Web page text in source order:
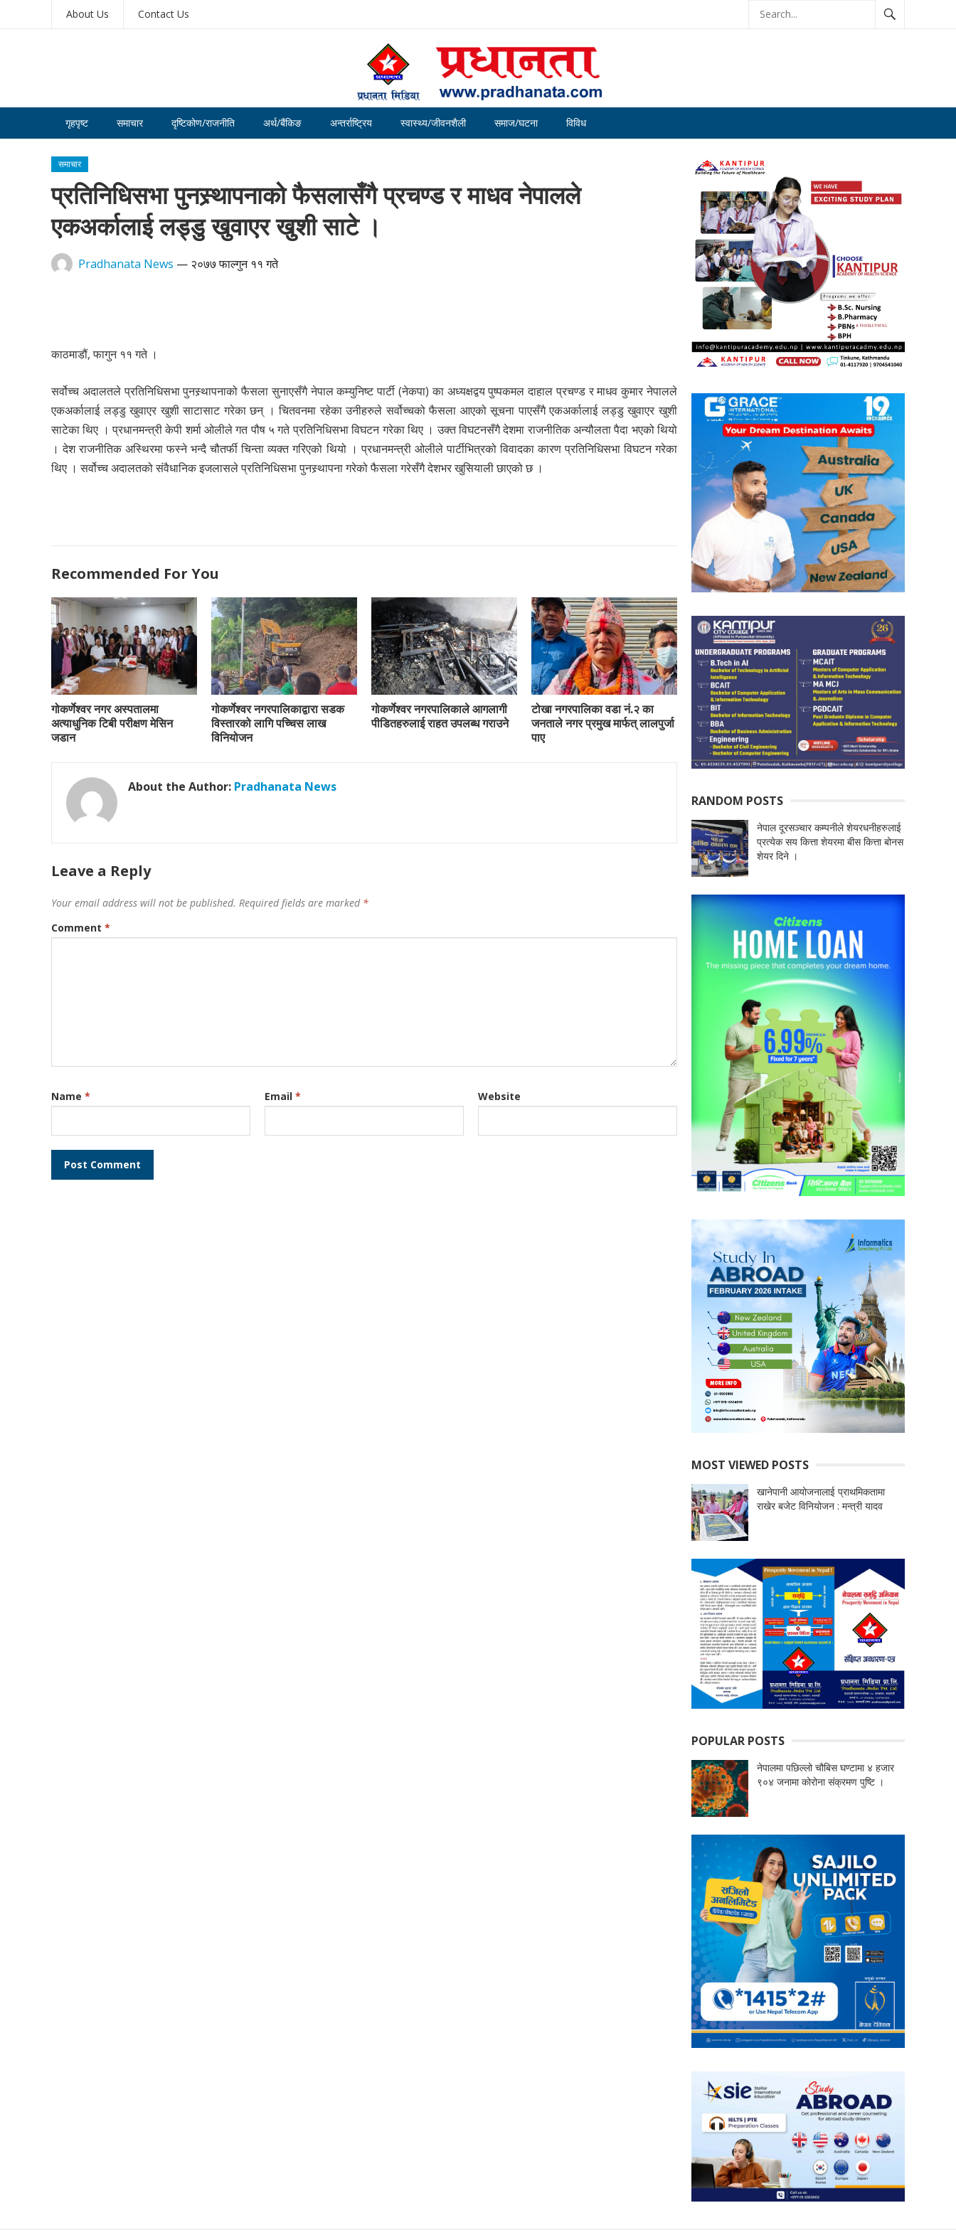
About Us Contact Us
गृहपृष्ट समाचार दृष्टिकोण/राजनीति अर्थ/बैंकिङ अन्तर्राष्ट्रिय स्वास्थ्य/जीवनशैली समाज/घटना विविध
समाचार
प्रतिनिधिसभा पुनस्र्थापनाको फैसलासँगै प्रचण्ड र माधव नेपालले
एकअर्कालाई लड्डु खुवाएर खुशी साटे ।
Pradhanata News — २०७७ फाल्गुन ११ गते
काठमाडौं, फागुन ११ गते ।
सर्वोच्च अदालतले प्रतिनिधिसभा पुनस्र्थापनाको फैसला सुनाएसँगै नेपाल कम्युनिष्ट पार्टी (नेकपा) का अध्यक्षद्वय पुष्पकमल दाहाल प्रचण्ड र माधव कुमार नेपालले
एकअर्कालाई लड्डु खुवाएर खुशी साटासाट गरेका छन् । चितवनमा रहेका उनीहरुले सर्वोच्चको फैसला आएको सूचना पाएसँगै एकअर्कालाई लड्डु खुवाएर खुशी
साटेका थिए । प्रधानमन्त्री केपी शर्मा ओलीले गत पौष ५ गते प्रतिनिधिसभा विघटन गरेका थिए । उक्त विघटनसँगै देशमा राजनीतिक अन्यौलता पैदा भएको थियो
। देश राजनीतिक अस्थिरमा फस्ने भन्दै चौतर्फी चिन्ता व्यक्त गरिएको थियो । प्रधानमन्त्री ओलीले पार्टीभित्रको विवादका कारण प्रतिनिधिसभा विघटन गरेका
थिए । सर्वोच्च अदालतको संवैधानिक इजलासले प्रतिनिधिसभा पुनस्र्थापना गरेको फैसला गरेसँगै देशभर खुसियाली छाएको छ ।
Recommended For You
गोकर्णेश्वर नगर अस्पतालमा
अत्याधुनिक टिबी परीक्षण मेसिन
जडान
गोकर्णेश्वर नगरपालिकाद्वारा सडक
विस्तारको लागि पच्चिस लाख
विनियोजन
गोकर्णेश्वर नगरपालिकाले आगलागी
पीडितहरुलाई राहत उपलब्ध गराउने
टोखा नगरपालिका वडा नं.२ का
जनताले नगर प्रमुख मार्फत् लालपुर्जा
पाए
About the Author: Pradhanata News
Leave a Reply
Your email address will not be published. Required fields are marked *
Comment *
Name * Email * Website
RANDOM POSTS
नेपाल दूरसञ्चार कम्पनीले शेयरधनीहरुलाई
प्रत्येक सय कित्ता शेयरमा बीस कित्ता बोनस
शेयर दिने ।
MOST VIEWED POSTS
खानेपानी आयोजनालाई प्राथमिकतामा
राखेर बजेट विनियोजन : मन्त्री यादव
POPULAR POSTS
नेपालमा पछिल्लो चौबिस घण्टामा ४ हजार
९०४ जनामा कोरोना संक्रमण पुष्टि ।